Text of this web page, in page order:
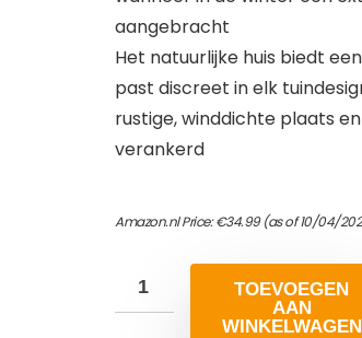
aangebracht
Het natuurlijke huis biedt
past discreet in elk
rustige, winddichte plaats
verankerd
Amazon.nl Price:€34.99(as of 10/04/
TOEVOEGEN
AAN
WINKELWAGEN